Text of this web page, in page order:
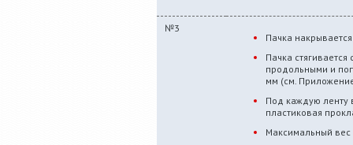
№3
Пачка
Пачка
продольными и
мм (см.
Под каждую ленту
пластиковая
Максимальный вес